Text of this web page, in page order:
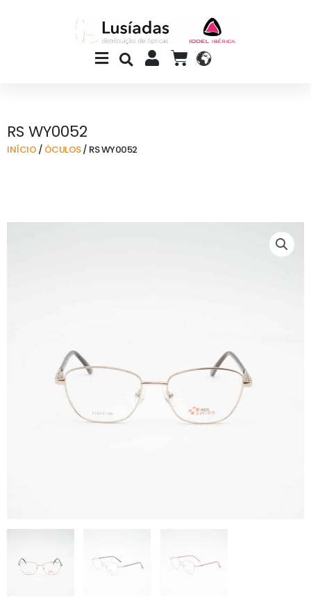
Main
Menu
CART
RS WY0052
INÍCIO / ÓCULOS/ RS WY0052